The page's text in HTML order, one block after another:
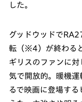
した。
グッドウッドで
転（※4）が終わる
ギリスのファンに
気で開放的。暖機
るで映画に登場す